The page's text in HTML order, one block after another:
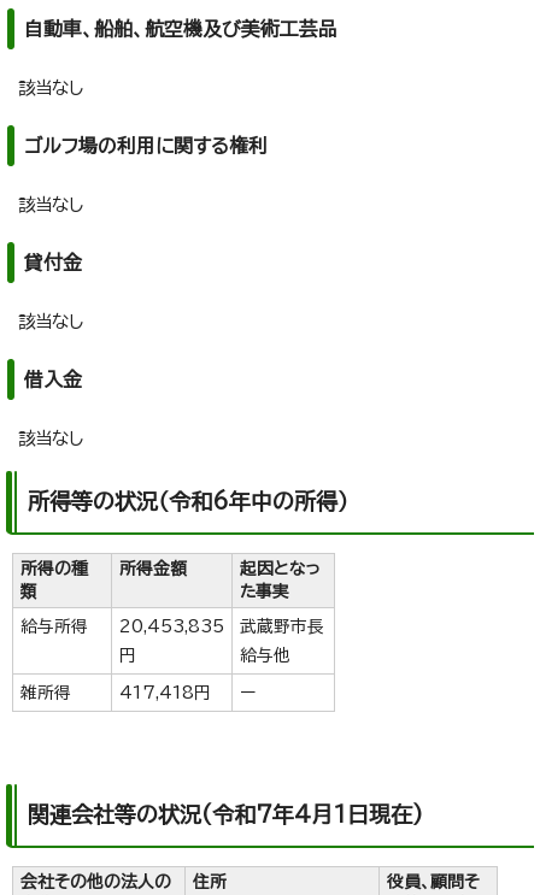
自動車、船舶、航空機及び美術工芸品
該当なし
ゴルフ場の利用に関する権利
該当なし
貸付金
該当なし
借入金
該当なし
所得等の状況（令和6年中の所得）
所得の種
類
所得金額
起因となっ
た事実
給与所得
20,453,835
円
武蔵野市長
給与他
雑所得 417,418円 ー
関連会社等の状況(令和7年4月1日現在)
会社その他の法人の
住所
役員、顧問そ